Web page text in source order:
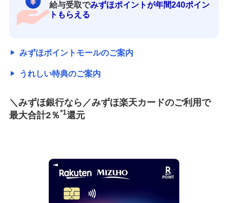
給与受取でみずほポイントが年間240ポイン
トもらえる
みずほポイントモールのご案内
うれしい特典のご案内
＼みずほ銀行なら／みずほ楽天カードのご利用で
最大合計2％*1還元